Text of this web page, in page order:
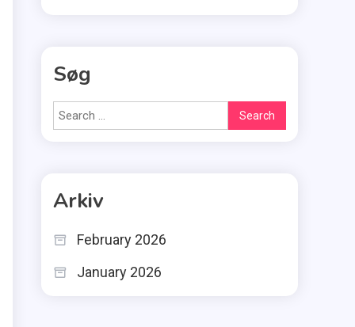
Søg
Search
for:
Arkiv
February 2026
January 2026